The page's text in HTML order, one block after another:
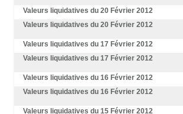
Valeurs liquidatives du 20 Février 2012
Valeurs liquidatives du 20 Février 2012
Valeurs liquidatives du 17 Février 2012
Valeurs liquidatives du 17 Février 2012
Valeurs liquidatives du 16 Février 2012
Valeurs liquidatives du 16 Février 2012
Valeurs liquidatives du 15 Février 2012